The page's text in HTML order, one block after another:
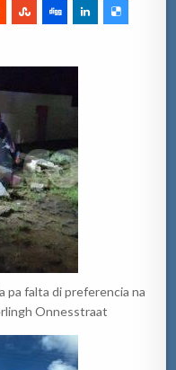
pa falta di preferencia na
Onnesstraat